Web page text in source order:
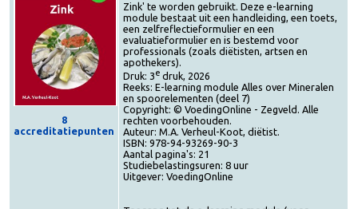
Korte omschrijving: De 'E-learning module Zink'
dient in combinatie met het e-book 'Alles over
Zink' te worden gebruikt. Deze e-learning
module bestaat uit een handleiding, een toets,
een zelfreflectieformulier en een
evaluatieformulier en is bestemd voor
professionals (zoals diëtisten, artsen en
apothekers).
Druk: 3edruk, 2026
Reeks: E-learning module Alles over Mineralen
en spoorelementen (deel 7)
Copyright: © VoedingOnline - Zegveld. Alle
rechten voorbehouden.
Auteur: M.A. Verheul-Koot, diëtist.
ISBN: 978-94-93269-90-3